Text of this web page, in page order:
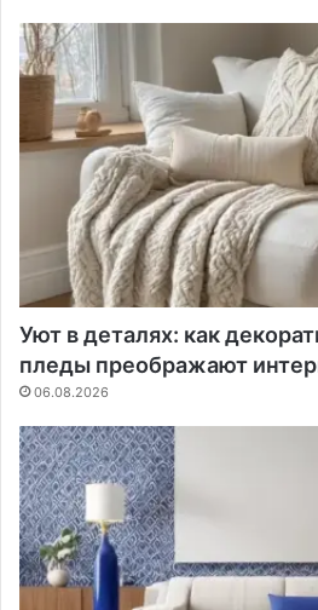
Уют в деталях: как
пледы преображают
06.08.2026